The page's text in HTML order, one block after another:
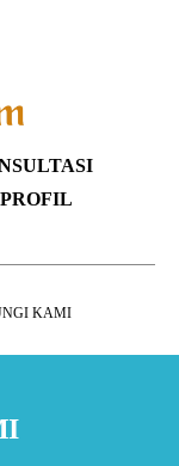
PROFIL
KAMI